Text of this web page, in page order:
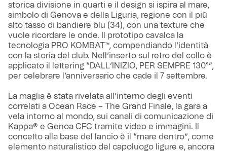
storica divisione in quarti e il design si ispira al mare,
simbolo di Genova e della Liguria, regione con il più
alto tasso di bandiere blu (34), con una texture che
vuole ricordare le onde. Il prototipo cavalca la
tecnologia PRO KOMBAT™, compendiando l’identità
con la storia del club. Nell’inserto sul retro del collo è
applicato il lettering “DALL’INIZIO, PER SEMPRE 130°”,
per celebrare l’anniversario che cade il 7 settembre.
La maglia è stata rivelata all’interno degli eventi
correlati a Ocean Race – The Grand Finale, la gara a
vela intorno al mondo, sui canali di comunicazione di
Kappa® e Genoa CFC tramite video e immagini. Il
concetto alla base del lancio è il “mare dentro”, come
elemento naturalistico del capoluogo ligure e, ancora